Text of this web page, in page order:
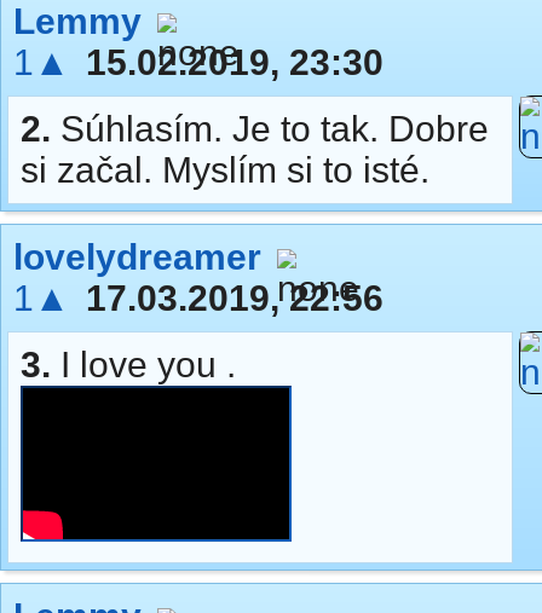
Lemmy
1▲
15.02.2019, 23:30
2. Súhlasím. Je to tak. Dobre
si začal. Myslím si to isté.
lovelydreamer
1▲
17.03.2019, 22:56
3. I love you .